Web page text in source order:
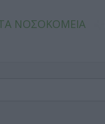
ΝΟΣΟΚΟΜΕΙΑ